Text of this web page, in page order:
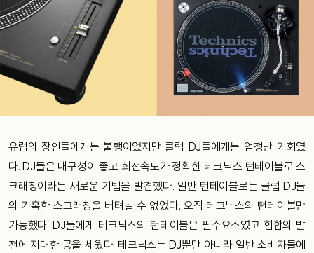
유럽의 장인들에게는 불행이었지만 클럽 DJ들에게는 엄청난 기회였
다. DJ들은 내구성이 좋고 회전속도가 정확한 테크닉스 턴테이블로 스
크래칭이라는 새로운 기법을 발견했다. 일반 턴테이블로는 클럽 DJ들
의 가혹한 스크래칭을 버텨낼 수 없었다. 오직 테크닉스의 턴테이블만
가능했다. DJ들에게 테크닉스의 턴테이블은 필수요소였고 힙합의 발
전에 지대한 공을 세웠다. 테크닉스는 DJ뿐만 아니라 일반 소비자들에